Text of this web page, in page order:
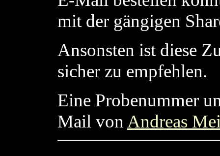
mit der gängigen
Ansonsten ist diese
sicher zu empfehlen.
Eine Probenummer
Mail vonAndreas